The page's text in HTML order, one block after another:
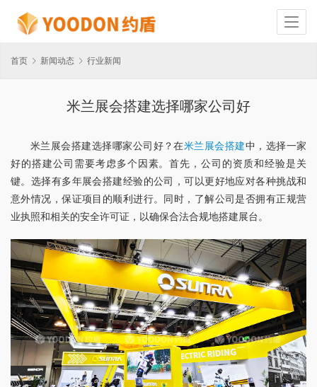
首页 新闻动态 行业新闻
米兰展会搭建选择哪家公司好
米兰展会搭建选择哪家公司好？在米兰展会搭建中，选择一家
好的搭建公司需要考虑多个因素。首先，公司的资质和经验是关
键。选择有多年展会搭建经验的公司，可以更好地应对各种挑战和
意外情况，保证项目的顺利进行。同时，了解公司是否拥有正规营
业执照和相关的安全许可证，以确保合法合规地搭建展台。